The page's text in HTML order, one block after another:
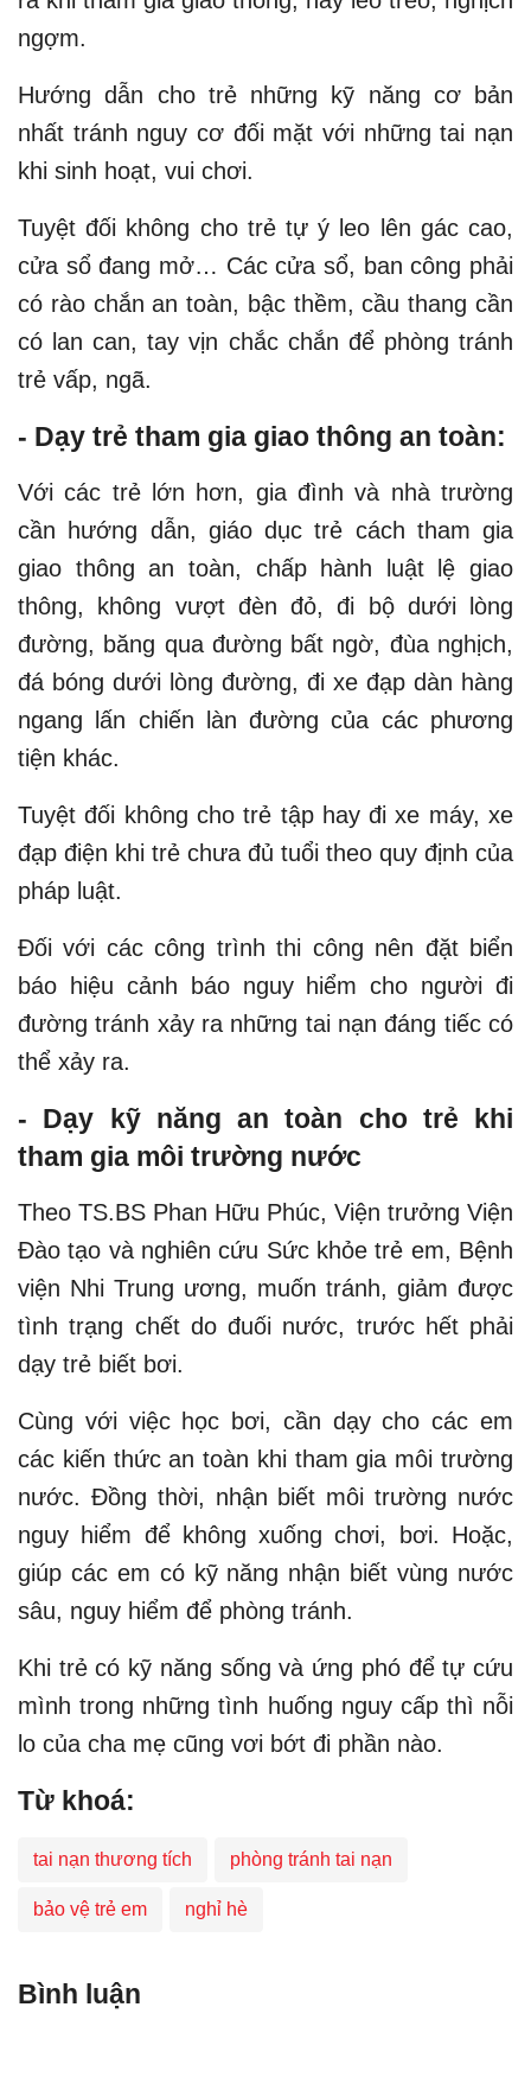
ngợm.
Hướng dẫn cho trẻ những kỹ năng cơ bản
nhất tránh nguy cơ đối mặt với những tai nạn
khi sinh hoạt, vui chơi.
Tuyệt đối không cho trẻ tự ý leo lên gác cao,
cửa sổ đang mở… Các cửa sổ, ban công phải
có rào chắn an toàn, bậc thềm, cầu thang cần
có lan can, tay vịn chắc chắn để phòng tránh
trẻ vấp, ngã.
- Dạy trẻ tham gia giao thông an toàn:
Với các trẻ lớn hơn, gia đình và nhà trường
cần hướng dẫn, giáo dục trẻ cách tham gia
giao thông an toàn, chấp hành luật lệ giao
thông, không vượt đèn đỏ, đi bộ dưới lòng
đường, băng qua đường bất ngờ, đùa nghịch,
đá bóng dưới lòng đường, đi xe đạp dàn hàng
ngang lấn chiến làn đường của các phương
tiện khác.
Tuyệt đối không cho trẻ tập hay đi xe máy, xe
đạp điện khi trẻ chưa đủ tuổi theo quy định của
pháp luật.
Đối với các công trình thi công nên đặt biển
báo hiệu cảnh báo nguy hiểm cho người đi
đường tránh xảy ra những tai nạn đáng tiếc có
thể xảy ra.​
- Dạy kỹ năng an toàn cho trẻ khi
tham gia môi trường nước
Theo TS.BS Phan Hữu Phúc, Viện trưởng Viện
Đào tạo và nghiên cứu Sức khỏe trẻ em, Bệnh
viện Nhi Trung ương, muốn tránh, giảm được
tình trạng chết do đuối nước, trước hết phải
dạy trẻ biết bơi.
Cùng với việc học bơi, cần dạy cho các em
các kiến thức an toàn khi tham gia môi trường
nước. Đồng thời, nhận biết môi trường nước
nguy hiểm để không xuống chơi, bơi. Hoặc,
giúp các em có kỹ năng nhận biết vùng nước
sâu, nguy hiểm để phòng tránh.
Khi trẻ có kỹ năng sống và ứng phó để tự cứu
mình trong những tình huống nguy cấp thì nỗi
lo của cha mẹ cũng vơi bớt đi phần nào.
Từ khoá:
tai nạn thương tích phòng tránh tai nạn
bảo vệ trẻ em nghỉ hè
Bình luận